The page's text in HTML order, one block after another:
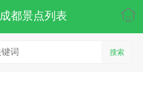
成都景点列表
搜索